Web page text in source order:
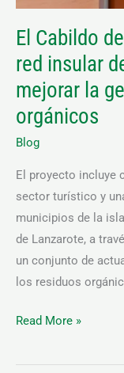
El Cabildo
red insular
mejorar la
orgánicos
Blog
El proyecto incluye
sector turístico y
municipios de la
de Lanzarote, a
un conjunto de
los residuos
de
los
residuos
orgánicos
Read More »